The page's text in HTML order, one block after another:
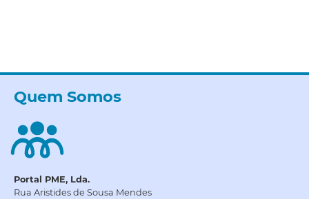
Quem Somos
Portal PME, Lda.
Rua Aristides de Sousa Mendes